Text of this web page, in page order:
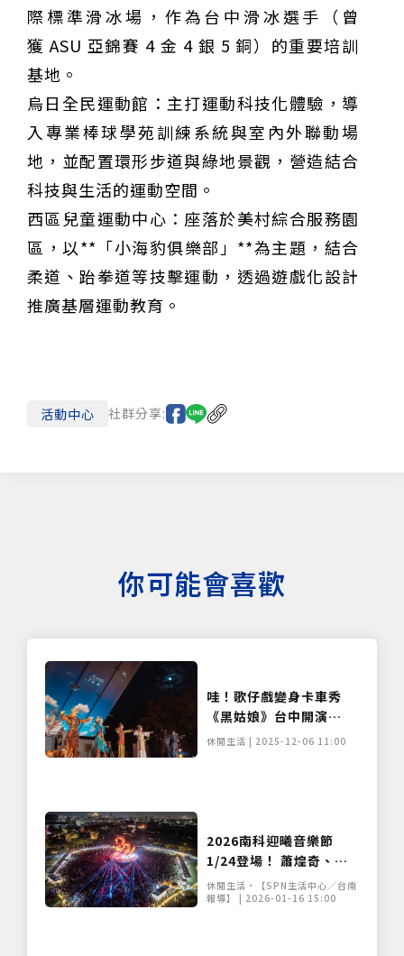
際標準滑冰場，作為台中滑冰選手（曾
獲 ASU 亞錦賽 4 金 4 銀 5 銅）的重要培訓
基地。
烏日全民運動館：主打運動科技化體驗，導
入專業棒球學苑訓練系統與室內外聯動場
地，並配置環形步道與綠地景觀，營造結合
科技與生活的運動空間。
西區兒童運動中心：座落於美村綜合服務園
區，以**「小海豹俱樂部」**為主題，結合
柔道、跆拳道等技擊運動，透過遊戲化設計
推廣基層運動教育。
活動中心 社群分享:
你可能會喜歡
哇！歌仔戲變身卡車秀
《黑姑娘》台中開演
2000人嗨翻
休閒生活 | 2025-12-06 11:00
2026南科迎曦音樂節
1/24登場！ 蕭煌奇、李
千娜卡司曝光 燈光秀與泡
泡派對嗨翻全台
休閒生活•【SPN生活中心／台南
報導】 | 2026-01-16 15:00